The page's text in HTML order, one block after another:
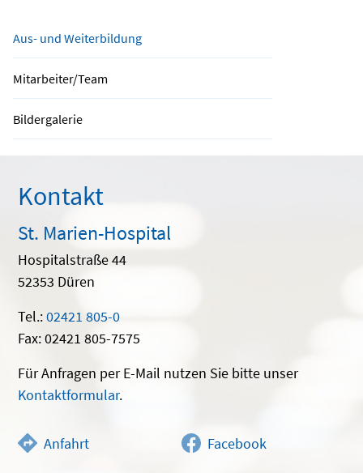
Aus- und Weiterbildung
Mitarbeiter/Team
Bildergalerie
Kontakt
St. Marien-Hospital
Hospitalstraße 44
52353 Düren
Tel.:02421 805-0
Fax: 02421 805-7575
Für Anfragen per E-Mail nutzen Sie bitte unser
Kontaktformular.
Anfahrt Facebook